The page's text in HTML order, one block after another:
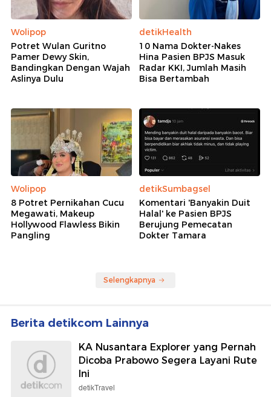
Wolipop
Potret Wulan Guritno
Pamer Dewy Skin,
Bandingkan Dengan Wajah
Aslinya Dulu
detikHealth
10 Nama Dokter-Nakes
Hina Pasien BPJS Masuk
Radar KKI, Jumlah Masih
Bisa Bertambah
Wolipop
8 Potret Pernikahan Cucu
Megawati, Makeup
Hollywood Flawless Bikin
Pangling
detikSumbagsel
Komentari 'Banyakin Duit
Halal' ke Pasien BPJS
Berujung Pemecatan
Dokter Tamara
Selengkapnya
Berita detikcom Lainnya
KA Nusantara Explorer yang Pernah
Dicoba Prabowo Segera Layani Rute
Ini
detikTravel